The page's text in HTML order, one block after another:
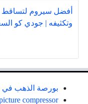
أفضل سيروم لتساقط
وتكثيفه | جودي كو
بورصة الذهب في
compressor